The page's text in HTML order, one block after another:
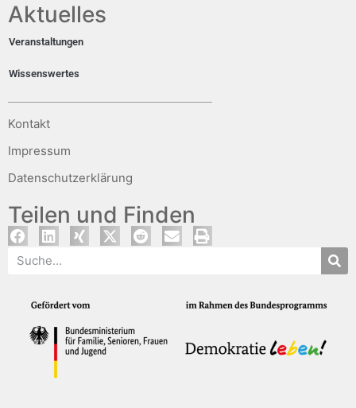
Aktuelles
Veranstaltungen
Wissenswertes
Kontakt
Impressum
Datenschutzerklärung
Teilen und Finden